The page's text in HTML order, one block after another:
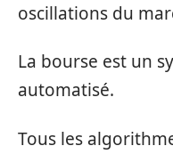
oscillations du
La bourse est un
automatisé.
Tous les